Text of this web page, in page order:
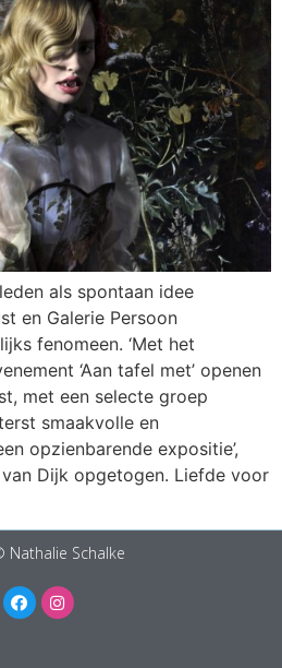
als spontaan idee
en Galerie Persoon
fenomeen. ‘Met het
‘Aan tafel met’ openen
met een selecte groep
smaakvolle en
opzienbarende expositie’,
Dijk opgetogen. Liefde voor
Nathalie Schalke